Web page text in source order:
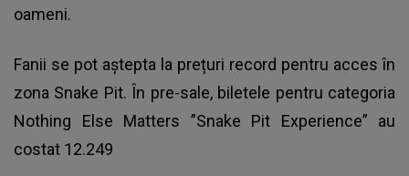
oameni.
Fanii se pot aștepta la prețuri record pentru acces în
zona Snake Pit. În pre-sale, biletele pentru categoria
Nothing Else Matters ”Snake Pit Experience” au
costat 12.249